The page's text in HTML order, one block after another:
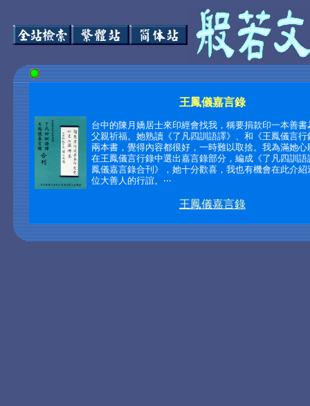
王鳳儀嘉言錄
台中的陳月嬌居士來印經會找我，稱要捐款印一本善書
父親祈福。她熟讀《了凡四訓語譯》、和《王鳳儀言行
兩本書，覺得內容都很好，一時難以取捨。我為滿她心
在王鳳儀言行錄中選出嘉言錄部分，編成《了凡四訓語
鳳儀嘉言錄合刊》，她十分歡喜，我也有機會在此介紹
位大善人的行誼。‧‧‧
王鳳儀嘉言錄